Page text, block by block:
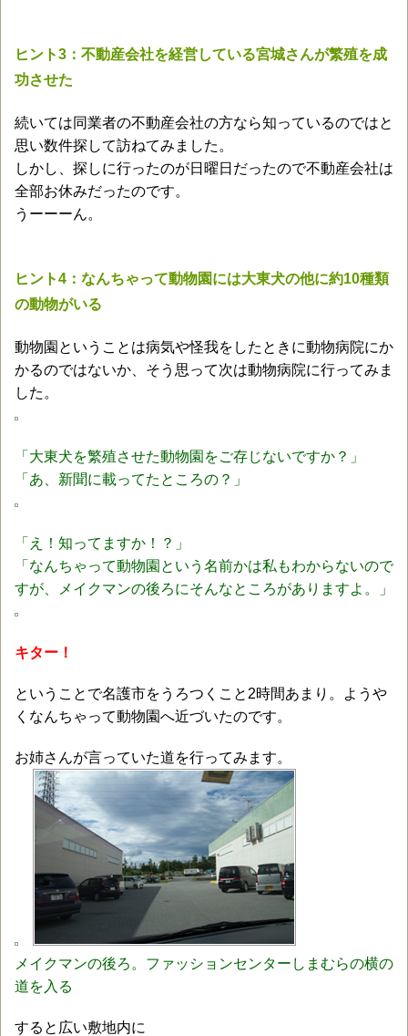
ヒント3：不動産会社を経営している宮城さんが繁殖を成
功させた
続いては同業者の不動産会社の方なら知っているのではと
思い数件探して訪ねてみました。
しかし、探しに行ったのが日曜日だったので不動産会社は
全部お休みだったのです。
うーーーん。
ヒント4：なんちゃって動物園には大東犬の他に約10種類
の動物がいる
動物園ということは病気や怪我をしたときに動物病院にか
かるのではないか、そう思って次は動物病院に行ってみま
した。
「大東犬を繁殖させた動物園をご存じないですか？」
「あ、新聞に載ってたところの？」
「え！知ってますか！？」
「なんちゃって動物園という名前かは私もわからないので
すが、メイクマンの後ろにそんなところがありますよ。」
キター！
ということで名護市をうろつくこと2時間あまり。ようや
くなんちゃって動物園へ近づいたのです。
お姉さんが言っていた道を行ってみます。
メイクマンの後ろ。ファッションセンターしまむらの横の
道を入る
すると広い敷地内に